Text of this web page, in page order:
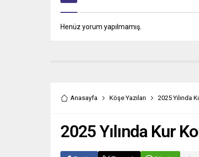
Henüz yorum yapılmamış.
Anasayfa Köşe Yazıları 2025 Yılında
2025 Yılında Kur